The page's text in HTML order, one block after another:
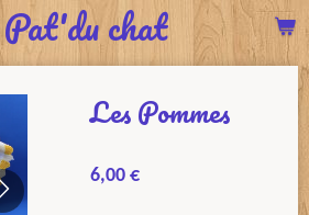
chat
Les Pommes
6,00 €